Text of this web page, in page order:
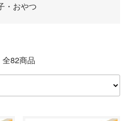
・おやつ
全82商品